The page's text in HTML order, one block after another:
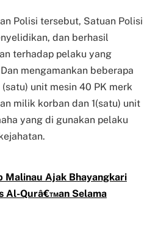
Polisi tersebut, Satuan Polisi
dan berhasil
terhadap pelaku yang
mengamankan beberapa
unit mesin 40 PK merk
milik korban dan 1(satu) unit
yang di gunakan pelaku
Malinau Ajak Bhayangkari
Al-Qurâ€™an Selama